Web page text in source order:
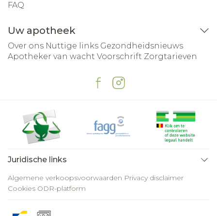
FAQ
Uw apotheek
Over ons Nuttige links Gezondheidsnieuws
Apotheker van wacht Voorschrift Zorgtarieven
Juridische links
Algemene verkoopsvoorwaarden Privacy disclaimer
Cookies ODR-platform